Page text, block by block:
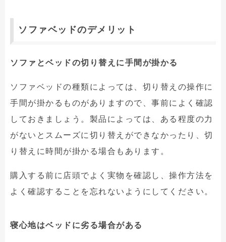
ソファベッドのデメリット
ソファとベッドの切り替えに手間が掛かる
ソファベッドの種類によっては、切り替えの操作に
手間が掛かるものがありますので、事前によく確認
しておきましょう。製品によっては、ある程度の力
がないとスムーズに切り替えができなかったり、切
り替えに時間が掛かる場合もあります。
購入する前に店頭でよく実物を確認し、操作方法を
よく確認することを忘れないようにしてください。
寝心地はベッドに劣る場合がある